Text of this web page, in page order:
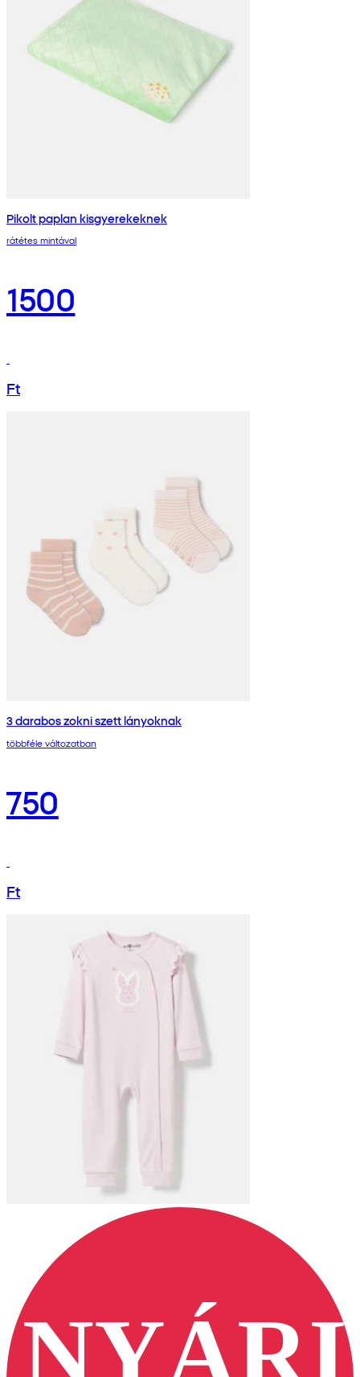
Pikolt paplan kisgyerekeknek
rátétes mintával
1500
Ft
3 darabos zokni szett lányoknak
többféle változatban
750
Ft